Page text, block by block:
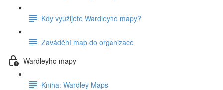
Kdy využijete Wardleyho mapy?
Zavádění map do organizace
Wardleyho mapy
Kniha: Wardley Maps